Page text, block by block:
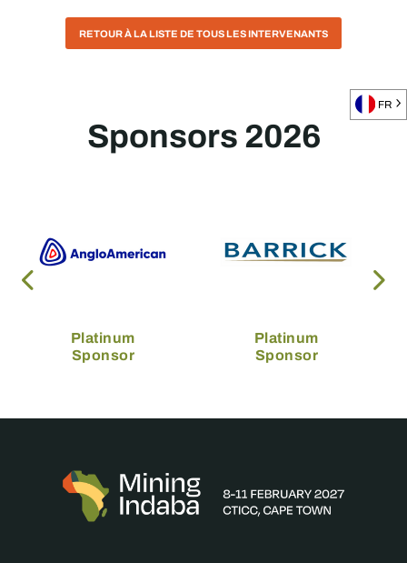
RETOUR À LA LISTE DE TOUS LES INTERVENANTS
Sponsors 2026
Platinum
Sponsor
Platinum
Sponsor
FR